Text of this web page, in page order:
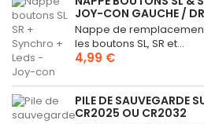
JOY-CON GAUCHE /
Nappe de
les boutons SL, SR et...
4,99 €
PILE DE SAUVEGARDE
CR2025 OU CR2032